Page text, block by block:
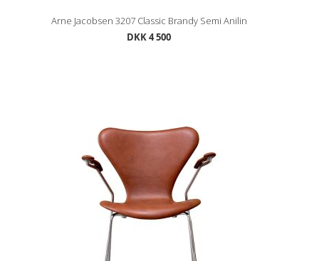
Arne Jacobsen 3207 Classic Brandy Semi Anilin
DKK 4 500